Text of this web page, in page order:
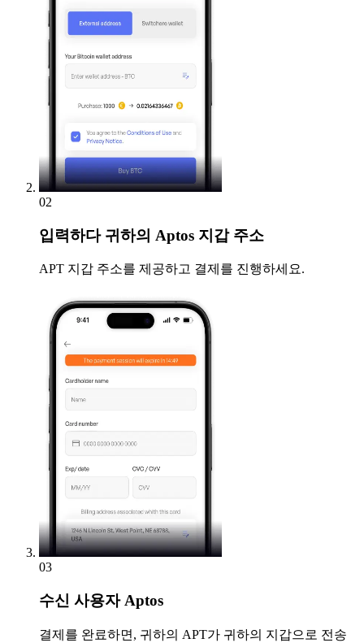
02
입력하다귀하의 Aptos 지갑 주소
APT 지갑 주소를 제공하고 결제를 진행하세요.
03
수신 사용자 Aptos
결제를 완료하면, 귀하의 APT가 귀하의 지갑으로 전송